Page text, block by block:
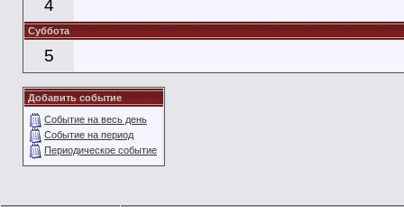
4
Суббота
5
Добавить событие
Событие на весь день
Событие на период
Периодическое событие